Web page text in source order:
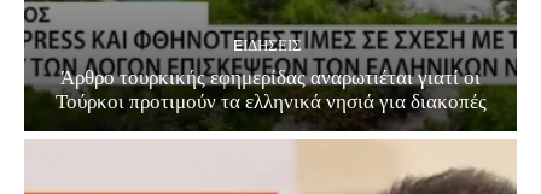
EΙΔΗΣΕΙΣ
Άρθρο τουρκικής εφημερίδας αναρωτιέται γιατί οι
Τούρκοι προτιμούν τα ελληνικά νησιά για διακοπές